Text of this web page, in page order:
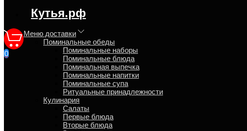
регион доставки:
Московская область
Кутья.рф
Меню доставки
Поминальные обеды
Поминальные наборы
Поминальные блюда
Поминальная выпечка
Поминальные напитки
Поминальные супа
Ритуальные принадлежности
Кулинария
Салаты
Первые блюда
Вторые блюда
0
Оплата
Чтобы оплатить заказ, добавьте товары в корзину. Сайт
оформления заказа произведите оплату выбранным способом и
Предоплата:
Предоплата (задаток) 30% — переводом через СБП,
Долями(подробнее...)